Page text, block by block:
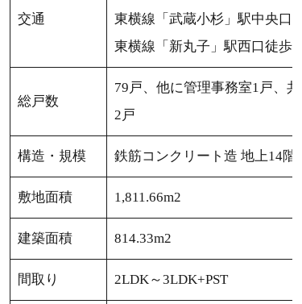
交通
東横線「武蔵小杉」駅中央口
東横線「新丸子」駅西口徒歩11
総戸数
79戸、他に管理事務室1戸、
2戸
構造・規模 鉄筋コンクリート造 地上14階建
敷地面積 1,811.66m2
建築面積 814.33m2
間取り 2LDK～3LDK+PST